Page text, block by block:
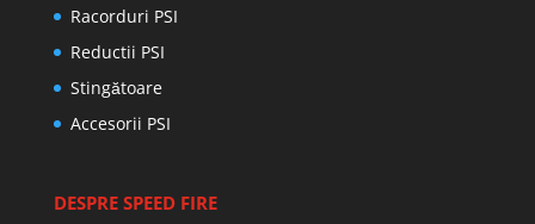
Racorduri PSI
Reductii PSI
Stingătoare
Accesorii PSI
DESPRE SPEED FIRE